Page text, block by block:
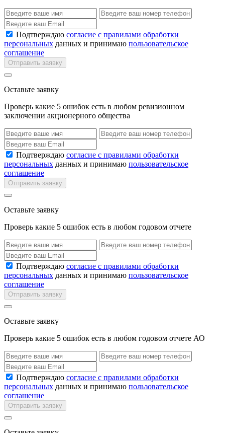
Подтверждаю согласие с правилами обработки
персональных данных и принимаю пользовательское
соглашение
Отправить заявку
Оставьте заявку
Проверь какие 5 ошибок есть в любом ревизионном
заключении акционерного общества
Подтверждаю согласие с правилами обработки
персональных данных и принимаю пользовательское
соглашение
Отправить заявку
Оставьте заявку
Проверь какие 5 ошибок есть в любом годовом отчете
Подтверждаю согласие с правилами обработки
персональных данных и принимаю пользовательское
соглашение
Отправить заявку
Оставьте заявку
Проверь какие 5 ошибок есть в любом годовом отчете АО
Подтверждаю согласие с правилами обработки
персональных данных и принимаю пользовательское
соглашение
Отправить заявку